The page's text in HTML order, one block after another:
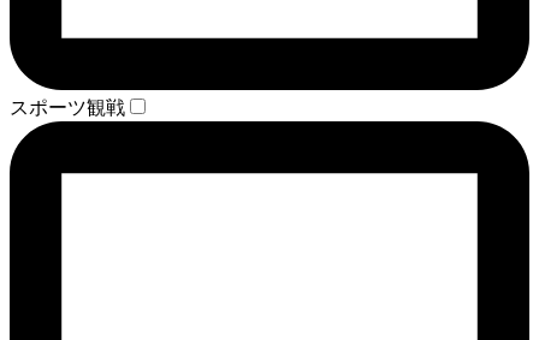
スポーツ観戦